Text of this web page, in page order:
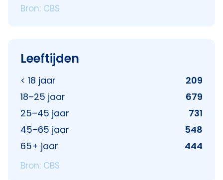
Bron: CBS
Leeftijden
< 18 jaar
209
18–25 jaar
679
25–45 jaar
731
45–65 jaar
548
65+ jaar
444
Bron: CBS